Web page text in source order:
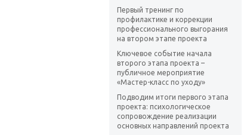
Первый тренинг по
профилактике и коррекции
профессионального выгорания
на втором этапе проекта
Ключевое событие начала
второго этапа проекта –
публичное мероприятие
«Мастер-класс по уходу»
Подводим итоги первого этапа
проекта: психологическое
сопровождение реализации
основных направлений проекта